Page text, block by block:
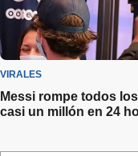
VIRALES
Messi rompe todos
casi un millón en 24